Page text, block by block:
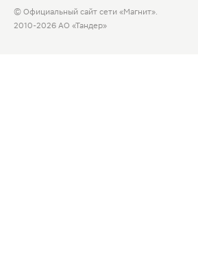
© Официальный сайт сети «Магнит».
2010-2026 АО «Тандер»